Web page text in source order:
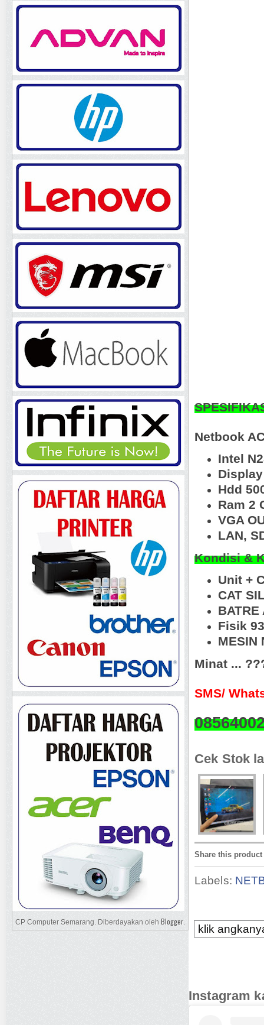
Netbook
Intel
Hdd
Ram 2
VGA
LAN,
Kondisi &
Unit +
CAT
Fisik
MESIN
Minat ...
SMS/
Cek Stok
Share this product
Labels:
klik
Instagram
CP Computer Semarang. Diberdayakan oleh Blogger.